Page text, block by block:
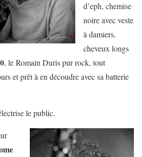
d’eph, chemise
noire avec veste
à damiers,
cheveux longs
, le Romain Duris pur rock, tout
et prêt à en découdre avec sa batterie
le public.